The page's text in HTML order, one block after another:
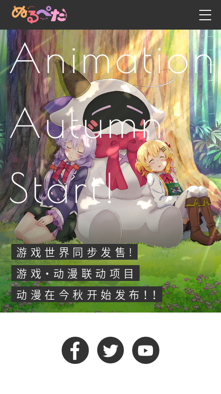
日语
英语
中文 - 繁体字
中文 - 简体字
新闻资讯
博客
动漫
故事
游戏
人物角色
工作人员・演员
作品
语言
日语
英语
中文 - 简体字
游戏世界同步发售!
游戏・动漫联动项目
动漫在今秋开始发布！！